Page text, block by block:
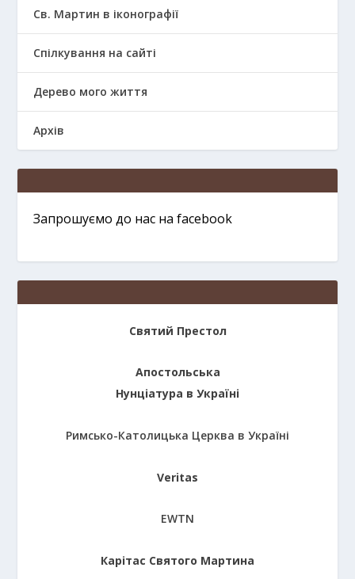
Св. Мартин в іконографії
Спілкування на сайті
Дерево мого життя
Архів
Запрошуємо до нас на facebook
Святий Престол
Апостольська
Нунціатура в Україні
Римсько-Католицька Церква в Україні
Veritas
EWTN
Карітас Святого Мартина